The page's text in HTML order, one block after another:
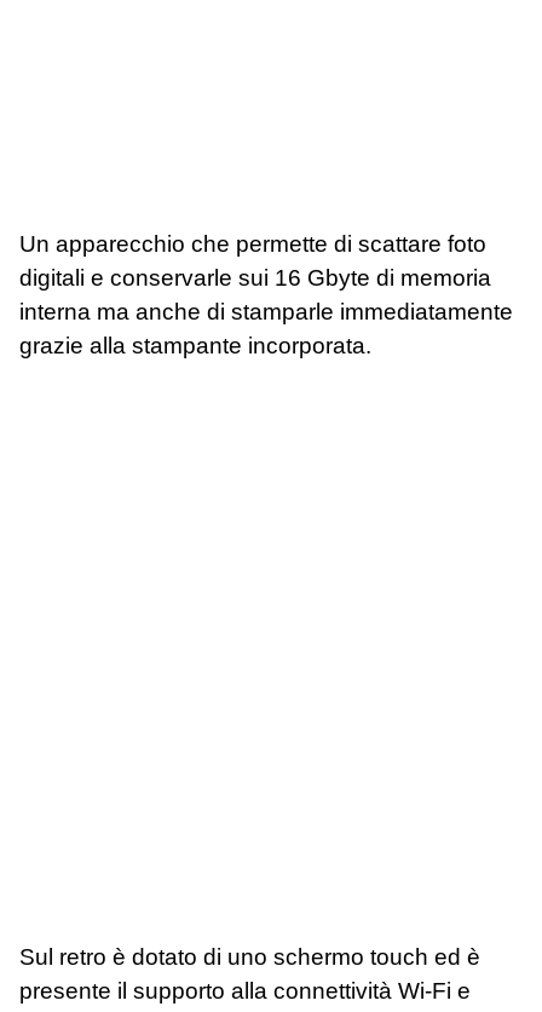
Un apparecchio che permette di scattare foto
digitali e conservarle sui 16 Gbyte di memoria
interna ma anche di stamparle immediatamente
grazie alla stampante incorporata.
Sul retro è dotato di uno schermo touch ed è
presente il supporto alla connettività Wi-Fi e